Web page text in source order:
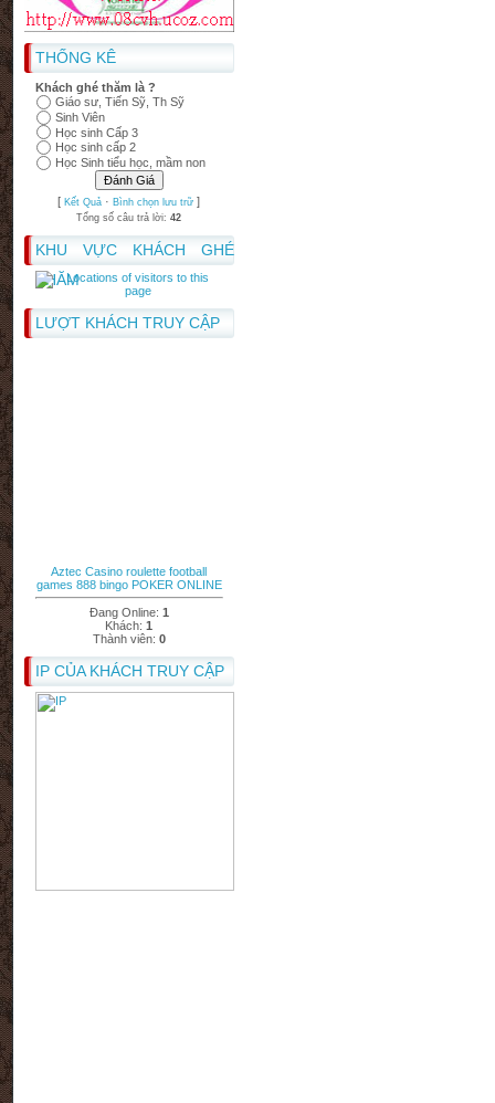
THỐNG KÊ
Khách ghé thăm là ?
Giáo sư, Tiến Sỹ, Th Sỹ
Sinh Viên
Học sinh Cấp 3
Học sinh cấp 2
Học Sinh tiểu học, mầm non
[Kết Quả ·Bình chọn lưu trữ ]
Tổng số câu trả lời:42
KHU VỰC KHÁCH GHÉ
THĂM
LƯỢT KHÁCH TRUY CẬP
Aztec Casino roulette football
games 888 bingo POKER ONLINE
Đang Online: 1
Khách:1
Thành viên: 0
IP CỦA KHÁCH TRUY CẬP